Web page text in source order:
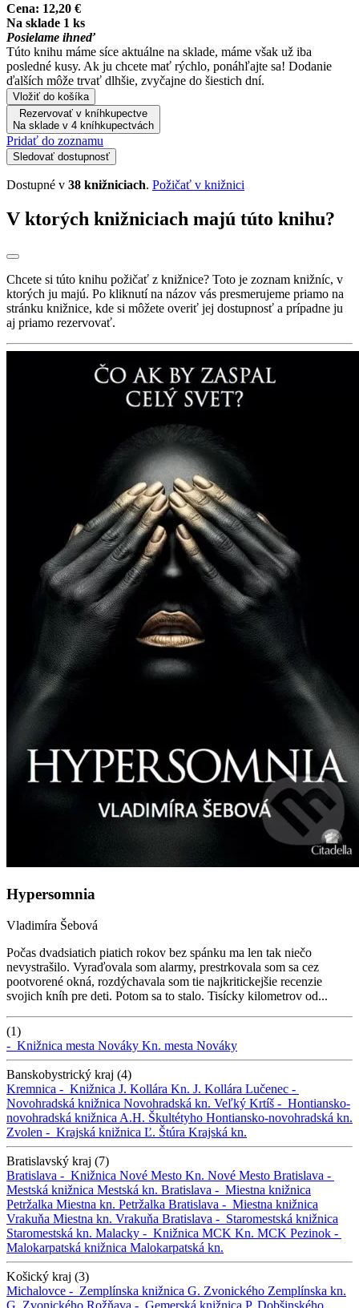
Cena: 12,20 €
Na sklade 1 ks
Posielame ihneď
Túto knihu máme síce aktuálne na sklade, máme však už iba
posledné kusy. Ak ju chcete mať rýchlo, ponáhľajte sa! Dodanie
ďalších môže trvať dlhšie, zvyčajne do šiestich dní.
Vložiť do košíka
Rezervovať v kníhkupectve
Na sklade v 4 kníhkupectvách
Pridať do zoznamu
Sledovať dostupnosť
Dostupné v 38 knižniciach. Požičať v knižnici
V ktorých knižniciach majú túto knihu?
Chcete si túto knihu požičať z knižnice? Toto je zoznam knižníc, v
ktorých ju majú. Po kliknutí na názov vás presmerujeme priamo na
stránku knižnice, kde si môžete overiť jej dostupnosť a prípadne ju
aj priamo rezervovať.
Hypersomnia
Vladimíra Šebová
Počas dvadsiatich piatich rokov bez spánku ma len tak niečo
nevystrašilo. Vyraďovala som alarmy, prestrkovala som sa cez
pootvorené okná, rozdýchavala som tie najkritickejšie recenzie
svojich kníh pre deti. Potom sa to stalo. Tisícky kilometrov od...
(1)
- Knižnica mesta Nováky Kn. mesta Nováky
Banskobystrický kraj (4)
Kremnica - Knižnica J. Kollára Kn. J. Kollára Lučenec -
Novohradská knižnica Novohradská kn. Veľký Krtíš - Hontiansko-
novohradská knižnica A.H. Škultétyho Hontiansko-novohradská kn.
Zvolen - Krajská knižnica Ľ. Štúra Krajská kn.
Bratislavský kraj (7)
Bratislava - Knižnica Nové Mesto Kn. Nové Mesto Bratislava -
Mestská knižnica Mestská kn. Bratislava - Miestna knižnica
Petržalka Miestna kn. Petržalka Bratislava - Miestna knižnica
Vrakuňa Miestna kn. Vrakuňa Bratislava - Staromestská knižnica
Staromestská kn. Malacky - Knižnica MCK Kn. MCK Pezinok -
Malokarpatská knižnica Malokarpatská kn.
Košický kraj (3)
Michalovce - Zemplínska knižnica G. Zvonického Zemplínska kn.
G. Zvonického Rožňava - Gemerská knižnica P. Dobšinského